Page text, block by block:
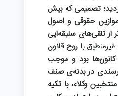
تصمیمی که بیش
موازین حقوقی و اصول
از تلقی‌های سلیقه‌ایی
با روح قانون
کانون‌ها بود و موجب
در بدنه‌ی صنف
وکلاء، با تکیه